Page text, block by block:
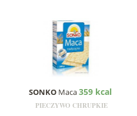
SONKO Maca359 kcal
PIECZYWO CHRUPKIE